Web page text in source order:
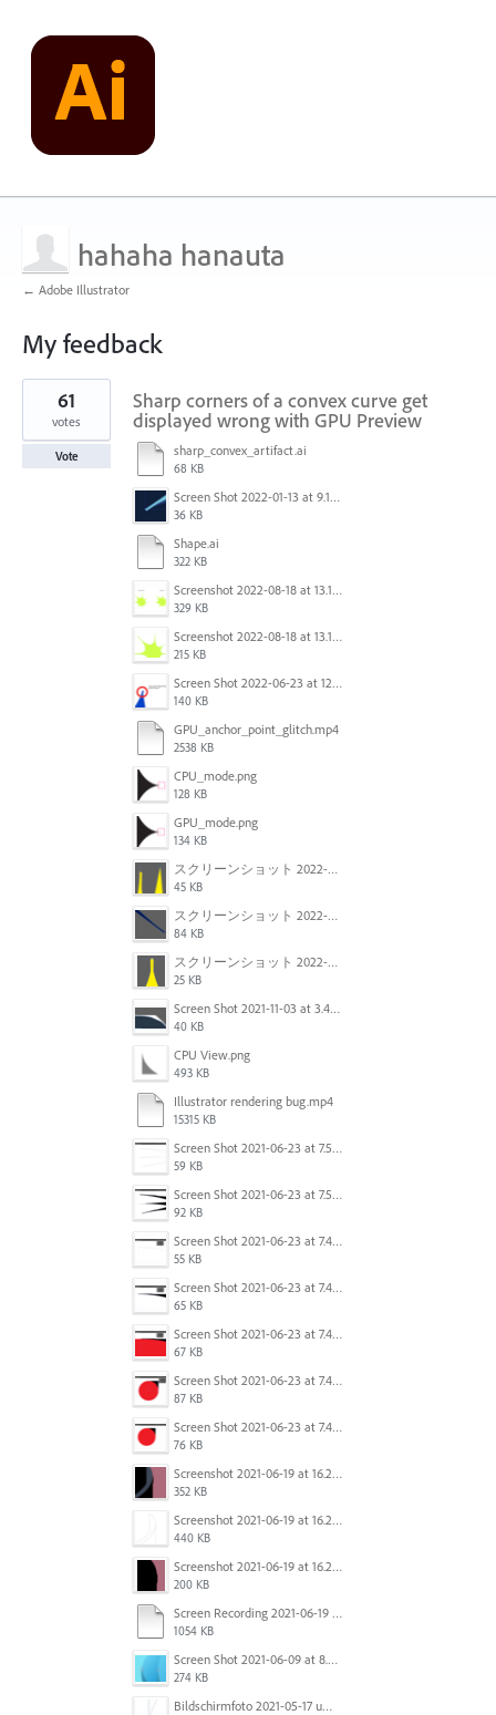
hahaha hanauta
← Adobe Illustrator
My feedback
2
results
found
Sharp corners of a convex curve get
displayed wrong with GPU Preview
sharp_convex_artifact.ai
68 KB
Screen Shot 2022-01-13 at 9.13.58 AM.png
36 KB
Shape.ai
322 KB
Screenshot 2022-08-18 at 13.17.36.png
329 KB
Screenshot 2022-08-18 at 13.17.49.png
215 KB
Screen Shot 2022-06-23 at 12.40.01 AM.png
140 KB
GPU_anchor_point_glitch.mp4
2538 KB
CPU_mode.png
128 KB
GPU_mode.png
134 KB
スクリーンショット 2022-02-28 14.12.21.png
45 KB
スクリーンショット 2022-02-28 14.01.07.png
84 KB
スクリーンショット 2022-02-28 13.57.23.png
25 KB
Screen Shot 2021-11-03 at 3.40.25 PM.png
40 KB
CPU View.png
493 KB
Illustrator rendering bug.mp4
15315 KB
Screen Shot 2021-06-23 at 7.54.36 PM.png
59 KB
Screen Shot 2021-06-23 at 7.54.26 PM.png
92 KB
Screen Shot 2021-06-23 at 7.45.07 PM.png
55 KB
Screen Shot 2021-06-23 at 7.44.58 PM.png
65 KB
Screen Shot 2021-06-23 at 7.44.41 PM.png
67 KB
Screen Shot 2021-06-23 at 7.44.28 PM.png
87 KB
Screen Shot 2021-06-23 at 7.44.11 PM.png
76 KB
Screenshot 2021-06-19 at 16.21.43.png
352 KB
Screenshot 2021-06-19 at 16.21.15.png
440 KB
Screenshot 2021-06-19 at 16.21.24.png
200 KB
Screen Recording 2021-06-19 at 16.08.59.mov
1054 KB
Screen Shot 2021-06-09 at 8.25.00 PM.png
274 KB
Bildschirmfoto 2021-05-17 um 10.29.56.jpg
61
votes
Vote